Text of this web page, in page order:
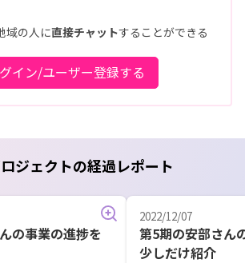
域の人に直接チャットすることができる
イン/ユーザー登録する
ジェクトの経過レポート
の事業の進捗を
2022/12/07
第5期の安部さん
少しだけ紹介